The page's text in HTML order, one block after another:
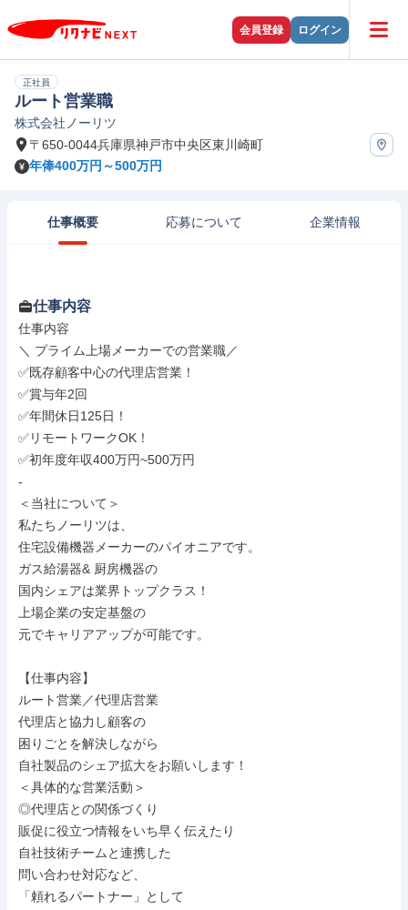
会員登録 ログイン
正社員
ルート営業職
株式会社ノーリツ
〒650-0044兵庫県神戸市中央区東川崎町
年俸400万円～500万円
仕事概要 応募について 企業情報
仕事内容
仕事内容
＼ プライム上場メーカーでの営業職／
✅既存顧客中心の代理店営業！
✅賞与年2回
✅年間休日125日！
✅リモートワークOK！
✅初年度年収400万円~500万円
-
＜当社について＞
私たちノーリツは、
住宅設備機器メーカーのパイオニアです。
ガス給湯器& 厨房機器の
国内シェアは業界トップクラス！
上場企業の安定基盤の
元でキャリアアップが可能です。
【仕事内容】
ルート営業／代理店営業
代理店と協力し顧客の
困りごとを解決しながら
自社製品のシェア拡大をお願いします！
＜具体的な営業活動＞
◎代理店との関係づくり
販促に役立つ情報をいち早く伝えたり
自社技術チームと連携した
問い合わせ対応など、
「頼れるパートナー」として